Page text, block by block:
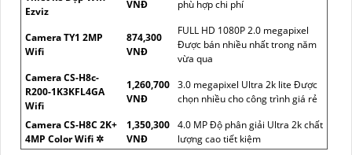
Ezviz
VNĐ
phù hợp chi phí
Camera TY1 2MP
Wifi
874,300
VNĐ
FULL HD 1080P 2.0 megapixel
Được bán nhiều nhất trong năm
vừa qua
Camera CS-H8c-
R200-1K3KFL4GA
Wifi
1,260,700
VNĐ
3.0 megapixel Ultra 2k lite Được
chọn nhiều cho công trình giá rẻ
Camera CS-H8C 2K+
4MP Color Wifi ✲
1,350,300
VNĐ
4.0 MP Độ phân giải Ultra 2k chất
lượng cao tiết kiệm